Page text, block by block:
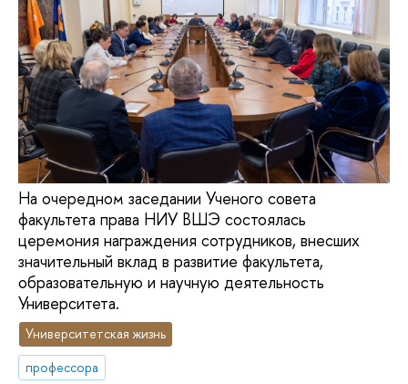
На очередном заседании Ученого совета
факультета права НИУ ВШЭ состоялась
церемония награждения сотрудников, внесших
значительный вклад в развитие факультета,
образовательную и научную деятельность
Университета.
Университетская жизнь
профессора